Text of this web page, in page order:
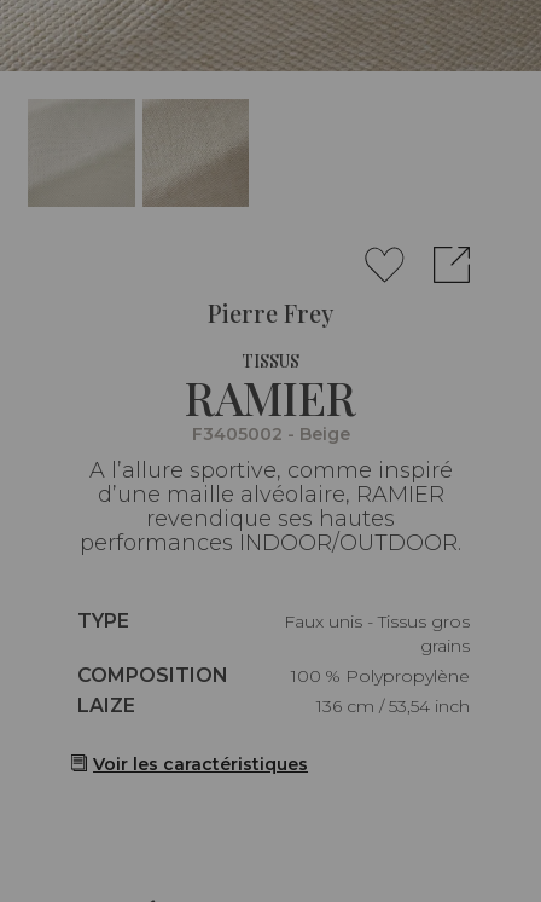
Pierre Frey
TISSUS
RAMIER
F3405002 - Beige
A l’allure sportive, comme inspiré
d’une maille alvéolaire, RAMIER
revendique ses hautes
performances INDOOR/OUTDOOR.
Caractéristiques
TYPE
Faux unis - Tissus gros
grains
Caractéristiques
COMPOSITION
100 % Polypropylène
Caractéristiques
LAIZE 136 cm / 53,54 inch
Voir les caractéristiques